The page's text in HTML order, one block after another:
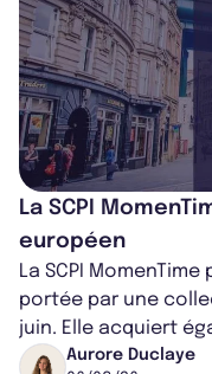
La SCPI
européen
La SCPI
portée par une
juin. Elle acquiert
Worcester, place
Aurore Duclaye